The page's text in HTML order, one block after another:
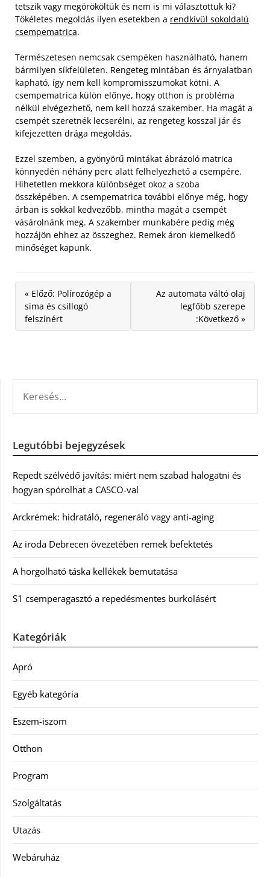
tetszik vagy megörököltük és nem is mi választottuk ki?
Tökéletes megoldás ilyen esetekben a rendkívül sokoldalú
csempematrica.
Természetesen nemcsak csempéken használható, hanem
bármilyen síkfelületen. Rengeteg mintában és árnyalatban
kapható, így nem kell kompromisszumokat kötni. A
csempematrica külön előnye, hogy otthon is probléma
nélkül elvégezhető, nem kell hozzá szakember. Ha magát a
csempét szeretnék lecserélni, az rengeteg kosszal jár és
kifejezetten drága megoldás.
Ezzel szemben, a gyönyörű mintákat ábrázoló matrica
könnyedén néhány perc alatt felhelyezhető a csempére.
Hihetetlen mekkora különbséget okoz a szoba
összképében. A csempematrica további előnye még, hogy
árban is sokkal kedvezőbb, mintha magát a csempét
vásárolnánk meg. A szakember munkabére pedig még
hozzájön ehhez az összeghez. Remek áron kiemelkedő
minőséget kapunk.
« Előző: Polírozógép a
sima és csillogó
felszínért
Az automata váltó olaj
legfőbb szerepe
:Következő »
Legutóbbi bejegyzések
Repedt szélvédő javítás: miért nem szabad halogatni és
hogyan spórolhat a CASCO-val
Arckrémek: hidratáló, regeneráló vagy anti-aging
Az iroda Debrecen övezetében remek befektetés
A horgolható táska kellékek bemutatása
S1 csemperagasztó a repedésmentes burkolásért
Kategóriák
Apró
Egyéb kategória
Eszem-iszom
Otthon
Program
Szolgáltatás
Utazás
Webáruház